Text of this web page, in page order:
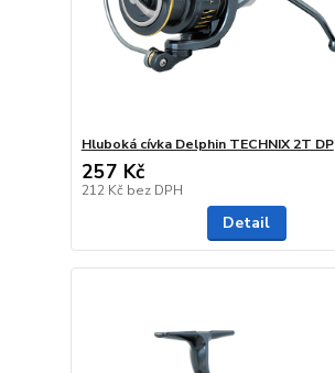
Hluboká cívka Delphin TECHNIX 2T DP
257 Kč
212 Kč bez DPH
Detail